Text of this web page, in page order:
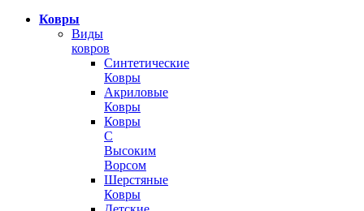
Ковры
Виды
ковров
Синтетические
Ковры
Акриловые
Ковры
Ковры
С
Высоким
Ворсом
Шерстяные
Ковры